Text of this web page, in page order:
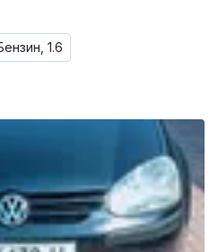
1.6